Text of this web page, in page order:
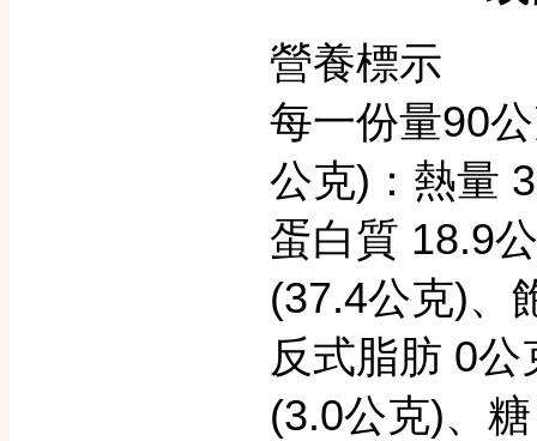
營養標示
每一份量90
公克)：熱量
蛋白質 18.9
(37.4公克)、
反式脂肪 0
(3.0公克)、